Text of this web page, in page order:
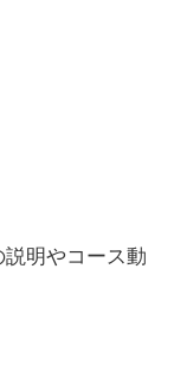
明やコース動